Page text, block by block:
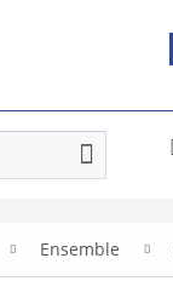
Ensemble